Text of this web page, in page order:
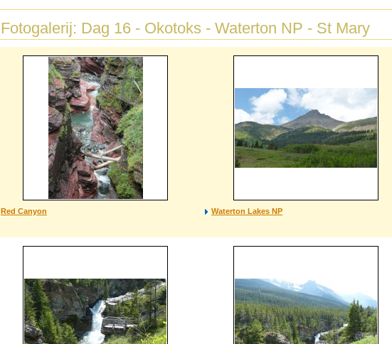
Fotogalerij: Dag 16 - Okotoks - Waterton NP - St Mary
Red Canyon Waterton Lakes NP